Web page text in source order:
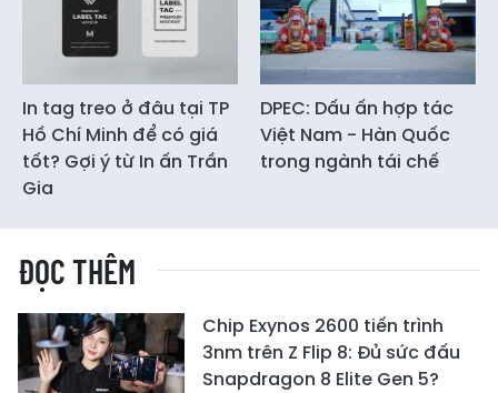
In tag treo ở đâu tại TP
Hồ Chí Minh để có giá
tốt? Gợi ý từ In ấn Trần
Gia
DPEC: Dấu ấn hợp tác
Việt Nam - Hàn Quốc
trong ngành tái chế
ĐỌC THÊM
Chip Exynos 2600 tiến trình
3nm trên Z Flip 8: Đủ sức đấu
Snapdragon 8 Elite Gen 5?